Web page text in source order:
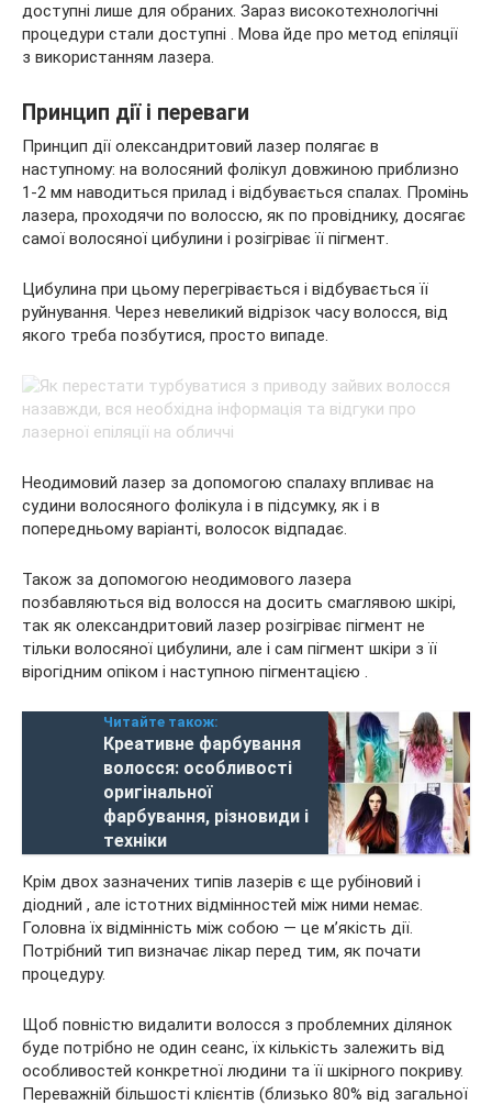
доступні лише для обраних. Зараз високотехнологічні
процедури стали доступні . Мова йде про метод епіляції
з використанням лазера.
Принцип дії і переваги
Принцип дії олександритовий лазер полягає в
наступному: на волосяний фолікул довжиною приблизно
1-2 мм наводиться прилад і відбувається спалах. Промінь
лазера, проходячи по волоссю, як по провіднику, досягає
самої волосяної цибулини і розігріває її пігмент.
Цибулина при цьому перегрівається і відбувається її
руйнування. Через невеликий відрізок часу волосся, від
якого треба позбутися, просто випаде.
Неодимовий лазер за допомогою спалаху впливає на
судини волосяного фолікула і в підсумку, як і в
попередньому варіанті, волосок відпадає.
Також за допомогою неодимового лазера
позбавляються від волосся на досить смаглявою шкірі,
так як олександритовий лазер розігріває пігмент не
тільки волосяної цибулини, але і сам пігмент шкіри з її
вірогідним опіком і наступною пігментацією .
Читайте також:
Креативне фарбування
волосся: особливості
оригінальної
фарбування, різновиди і
техніки
Крім двох зазначених типів лазерів є ще рубіновий і
діодний , але істотних відмінностей між ними немає.
Головна їх відмінність між собою — це м’якість дії.
Потрібний тип визначає лікар перед тим, як почати
процедуру.
Щоб повністю видалити волосся з проблемних ділянок
буде потрібно не один сеанс, їх кількість залежить від
особливостей конкретної людини та її шкірного покриву.
Переважній більшості клієнтів (близько 80% від загальної